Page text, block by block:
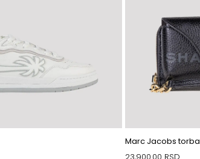
Marc Jacobs torba
23,900.00 RSD